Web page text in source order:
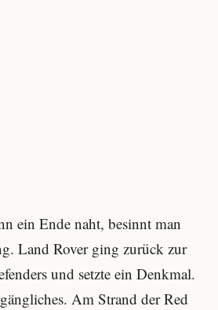
ein Ende naht, besinnt man
Land Rover ging zurück zur
und setzte ein Denkmal.
Am Strand der Red